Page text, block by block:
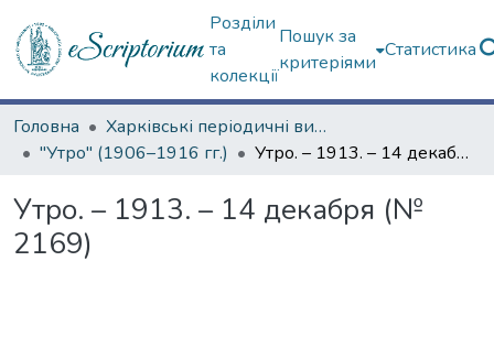
Розділи
та
колекції
Пошук за
критеріями
Статистика
Головна
Харківські періодичні видання
"Утро" (1906–1916 гг.)
Утро. – 1913. – 14 декабря (№ 2169)
Утро. – 1913. – 14 декабря (№
2169)